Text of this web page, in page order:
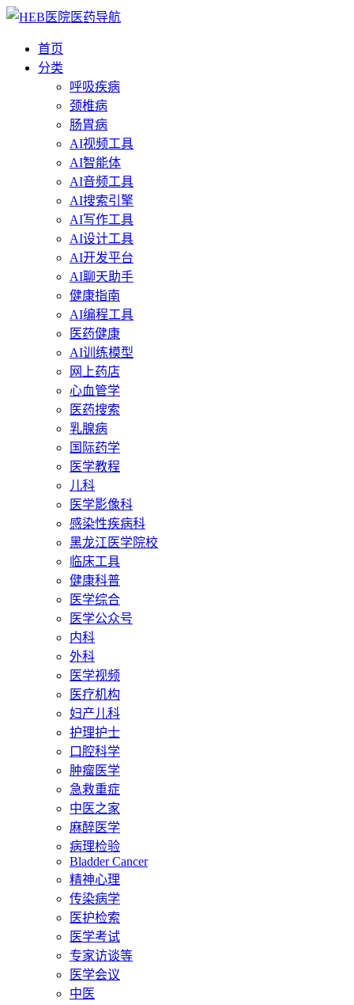
首页
分类
呼吸疾病
颈椎病
肠胃病
AI视频工具
AI智能体
AI音频工具
AI搜索引擎
AI写作工具
AI设计工具
AI开发平台
AI聊天助手
健康指南
AI编程工具
医药健康
AI训练模型
网上药店
心血管学
医药搜索
乳腺病
国际药学
医学教程
儿科
医学影像科
感染性疾病科
黑龙江医学院校
临床工具
健康科普
医学综合
医学公众号
内科
外科
医学视频
医疗机构
妇产儿科
护理护士
口腔科学
肿瘤医学
急救重症
中医之家
麻醉医学
病理检验
Bladder Cancer
精神心理
传染病学
医护检索
医学考试
专家访谈等
医学会议
中医